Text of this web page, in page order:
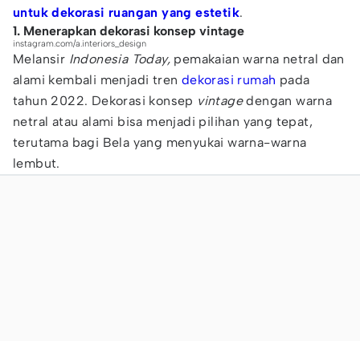
untuk dekorasi ruangan yang estetik.
1. Menerapkan dekorasi konsep vintage
instagram.com/a.interiors_design
Melansir Indonesia Today, pemakaian warna netral dan
alami kembali menjadi tren dekorasi rumah pada
tahun 2022. Dekorasi konsep vintagedengan warna
netral atau alami bisa menjadi pilihan yang tepat,
terutama bagi Bela yang menyukai warna-warna
lembut.